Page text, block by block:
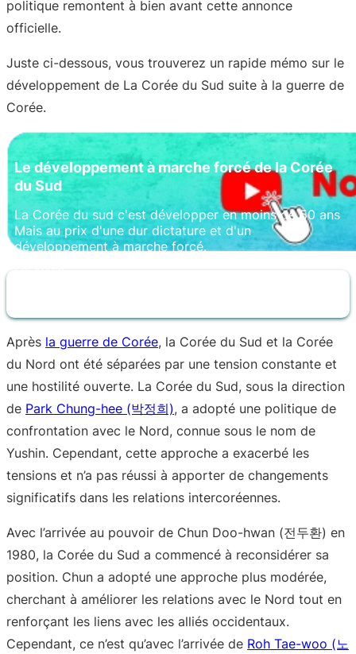
politique remontent à bien avant cette annonce
officielle.
Juste ci-dessous, vous trouverez un rapide mémo sur le
développement de La Corée du Sud suite à la guerre de
Corée.
Le développement à marche forcé de la Corée
du Sud
La Corée du sud c'est développer en moins de 50 ans
Mais au prix d'une dur dictature et d'un
développement à marche forcé.
Après la guerre de Corée, la Corée du Sud et la Corée
du Nord ont été séparées par une tension constante et
une hostilité ouverte. La Corée du Sud, sous la direction
de Park Chung-hee (박정희), a adopté une politique de
confrontation avec le Nord, connue sous le nom de
Yushin. Cependant, cette approche a exacerbé les
tensions et n’a pas réussi à apporter de changements
significatifs dans les relations intercoréennes.
Avec l’arrivée au pouvoir de Chun Doo-hwan (전두환) en
1980, la Corée du Sud a commencé à reconsidérer sa
position. Chun a adopté une approche plus modérée,
cherchant à améliorer les relations avec le Nord tout en
renforçant les liens avec les alliés occidentaux.
Cependant, ce n’est qu’avec l’arrivée de Roh Tae-woo (노